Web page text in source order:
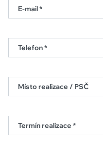
E-mail *
Telefon *
Místo realizace / PSČ
Termín realizace *